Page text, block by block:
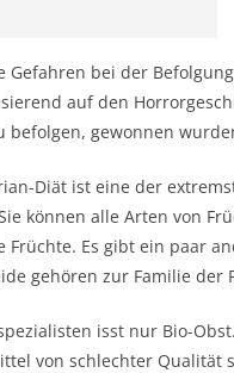
Gefahren bei der
auf den
befolgen, gewonnen
Diät ist eine der
können alle Arten von
Früchte. Es gibt ein paar
gehören zur Familie der
isst nur Bio-
von schlechter